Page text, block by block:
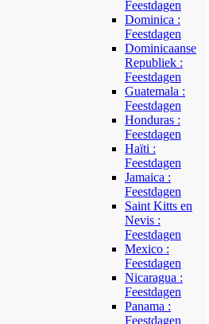
Feestdagen
Dominica :
Feestdagen
Dominicaanse
Republiek :
Feestdagen
Guatemala :
Feestdagen
Honduras :
Feestdagen
Haïti :
Feestdagen
Jamaica :
Feestdagen
Saint Kitts en
Nevis :
Feestdagen
Mexico :
Feestdagen
Nicaragua :
Feestdagen
Panama :
Feestdagen